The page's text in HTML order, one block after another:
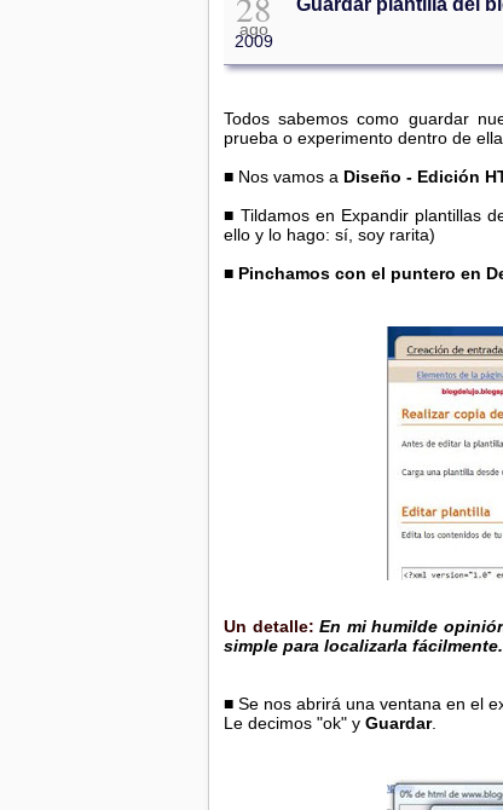
ago
2009
Guardar plantilla del
Todos sabemos como guardar
prueba o experimento dentro de
■ Nos vamos a Diseño - Edición
■ Tildamos en Expandir plantillas
ello y lo hago: sí, soy rarita)
■ Pinchamos con el puntero en
Un detalle: En mi humilde
simple para localizarla fácilmente.
■ Se nos abrirá una ventana en el
Le decimos "ok" y Guardar.